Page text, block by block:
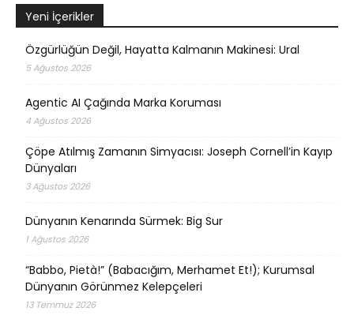
Yeni İçerikler
Özgürlüğün Değil, Hayatta Kalmanın Makinesi: Ural
5 Ağustos 2026
Agentic AI Çağında Marka Koruması
4 Ağustos 2026
Çöpe Atılmış Zamanın Simyacısı: Joseph Cornell’in Kayıp
Dünyaları
3 Ağustos 2026
Dünyanın Kenarında Sürmek: Big Sur
1 Ağustos 2026
“Babbo, Pietà!” (Babacığım, Merhamet Et!); Kurumsal
Dünyanın Görünmez Kelepçeleri
13 Temmuz 2026